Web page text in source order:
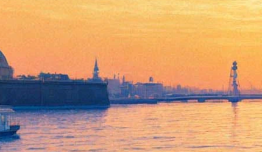
Эту цифру в приветственном слове по поводу открытия
Пятого международного Санкт-Петербургского культурного
форума сегодня в приветственной речи озвучит гостям и
журналистам Михаил Брызгалов, глава департамента
культурного наследия минкульта. Это значительно больше,
чем год назад: в прошлогоднем Форуме приняли участие 11
тысяч 254 человека.